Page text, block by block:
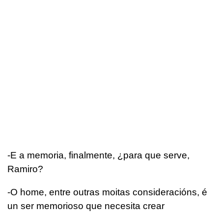
-E a memoria, finalmente, ¿para que serve,
Ramiro?
-O home, entre outras moitas consideracións, é
un ser memorioso que necesita crear